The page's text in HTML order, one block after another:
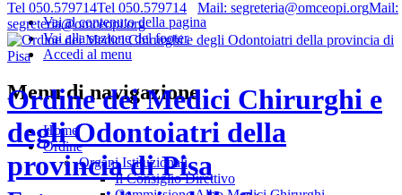
Vai al contenuto della pagina
Vai alla sezione del footer
Accedi al menu
Tel 050.579714Tel 050.579714 Mail: segreteria@omceopi.orgMail:
segreteria@omceopi.org
Ordine dei Medici Chirurghi e
degli Odontoiatri della
provincia di Pisa
Menu di navigazione
Home
Ordine
Organi Istituzionali
Il Consiglio Direttivo